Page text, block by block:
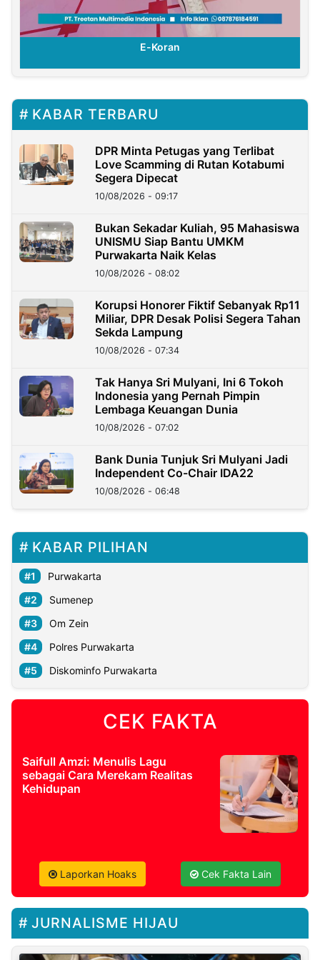
E-Koran
KABAR TERBARU
DPR Minta Petugas yang Terlibat
Love Scamming di Rutan Kotabumi
Segera Dipecat
10/08/2026 - 09:17
Bukan Sekadar Kuliah, 95 Mahasiswa
UNISMU Siap Bantu UMKM
Purwakarta Naik Kelas
10/08/2026 - 08:02
Korupsi Honorer Fiktif Sebanyak Rp11
Miliar, DPR Desak Polisi Segera Tahan
Sekda Lampung
10/08/2026 - 07:34
Tak Hanya Sri Mulyani, Ini 6 Tokoh
Indonesia yang Pernah Pimpin
Lembaga Keuangan Dunia
10/08/2026 - 07:02
Bank Dunia Tunjuk Sri Mulyani Jadi
Independent Co-Chair IDA22
10/08/2026 - 06:48
KABAR PILIHAN
Purwakarta
Sumenep
Om Zein
Polres Purwakarta
Diskominfo Purwakarta
CEK FAKTA
Saifull Amzi: Menulis Lagu
sebagai Cara Merekam Realitas
Kehidupan
Laporkan Hoaks Cek Fakta Lain
JURNALISME HIJAU